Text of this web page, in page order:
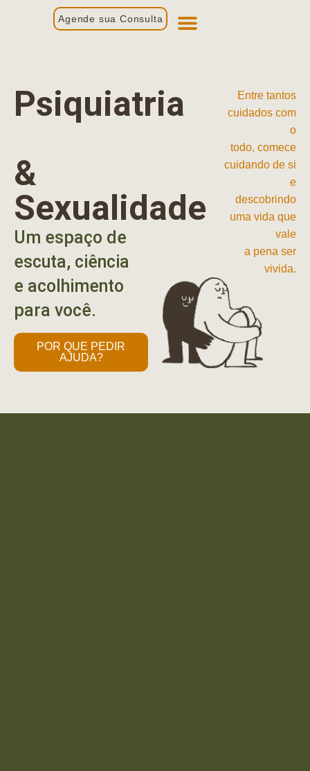
Agende sua Consulta
Psiquiatria
&
Sexualidade
Um espaço de
escuta, ciência
e acolhimento
para você.
POR QUE PEDIR
AJUDA?
Entre tantos
cuidados com
o
todo, comece
cuidando de si
e
descobrindo
uma vida que
vale
a pena ser
vivida.